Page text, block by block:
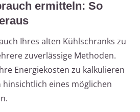
ermitteln: So
Ihres alten Kühlschranks zu
zuverlässige Methoden.
Energiekosten zu kalkulieren
eines möglichen